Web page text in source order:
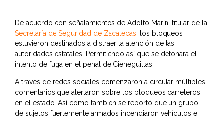
De acuerdo con señalamientos de Adolfo Marín, titular de la
Secretaría de Seguridad de Zacatecas, los bloqueos
estuvieron destinados a distraer la atención de las
autoridades estatales. Permitiendo así que se detonara el
intento de fuga en el penal de Cieneguillas.
A través de redes sociales comenzaron a circular múltiples
comentarios que alertaron sobre los bloqueos carreteros
en el estado. Así como también se reportó que un grupo
de sujetos fuertemente armados incendiaron vehículos e